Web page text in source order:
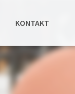
KONTAKT